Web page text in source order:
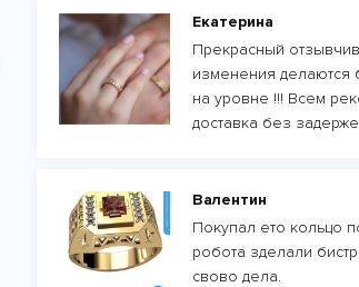
Екатерина
Прекрасный
изменения делаются
на уровне !!! Всем
доставка без
Валентин
Покупал ето кольцо
робота зделали
свово дела.